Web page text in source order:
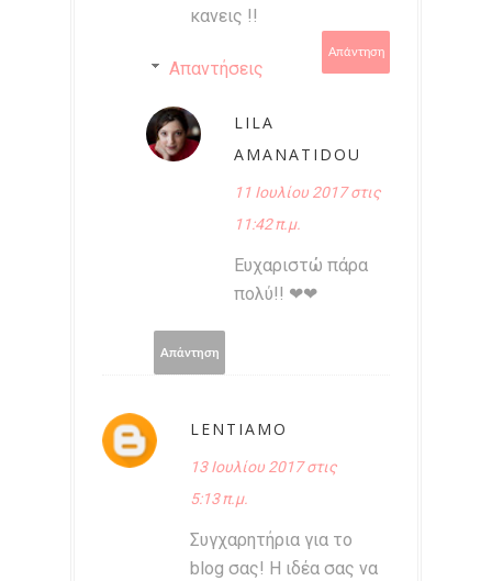
κανεις !!
Απάντηση
Απαντήσεις
LILA
AMANATIDOU
11 Ιουλίου 2017 στις
11:42 π.μ.
Ευχαριστώ πάρα
πολύ!! ❤❤
Απάντηση
LENTIAMO
13 Ιουλίου 2017 στις
5:13 π.μ.
Συγχαρητήρια για το
blog σας! Η ιδέα σας να